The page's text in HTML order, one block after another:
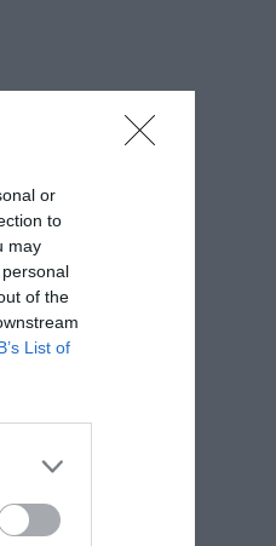
or
to
may
of the
List of